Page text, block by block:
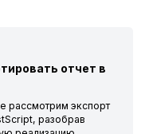
отчет в
рассмотрим экспорт
разобрав